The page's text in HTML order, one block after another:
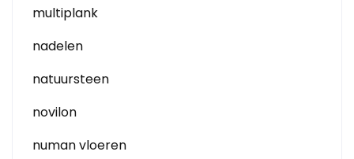
multiplank
nadelen
natuursteen
novilon
numan vloeren